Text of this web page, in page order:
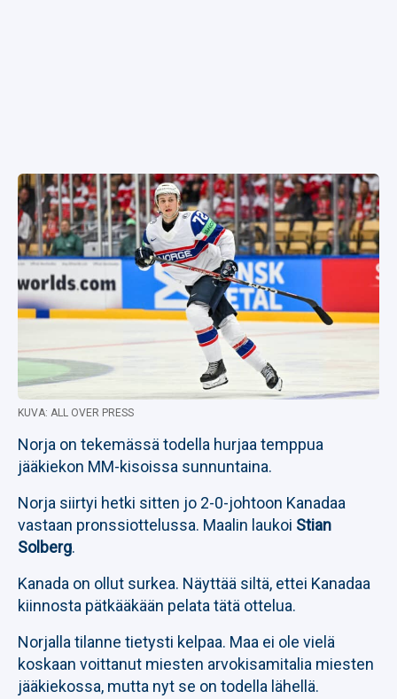
KUVA: ALL OVER PRESS
Norja on tekemässä todella hurjaa temppua
jääkiekon MM-kisoissa sunnuntaina.
Norja siirtyi hetki sitten jo 2-0-johtoon Kanadaa
vastaan pronssiottelussa. Maalin laukoi Stian
Solberg.
Kanada on ollut surkea. Näyttää siltä, ettei Kanadaa
kiinnosta pätkääkään pelata tätä ottelua.
Norjalla tilanne tietysti kelpaa. Maa ei ole vielä
koskaan voittanut miesten arvokisamitalia miesten
jääkiekossa, mutta nyt se on todella lähellä.